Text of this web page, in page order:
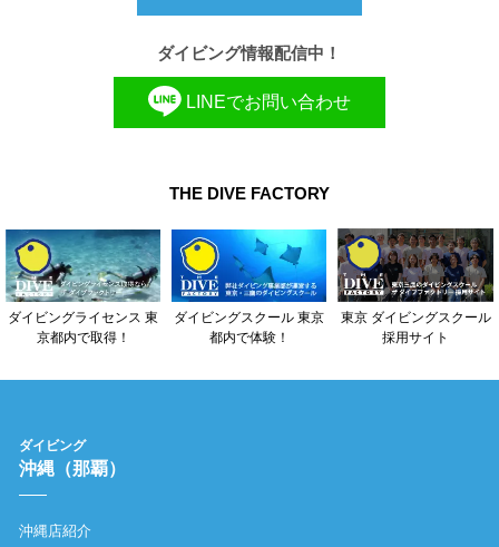
ダイビング情報配信中！
LINEでお問い合わせ
THE DIVE FACTORY
ダイビングライセンス 東
京都内で取得！
ダイビングスクール 東京
都内で体験！
東京 ダイビングスクール
採用サイト
ダイビング
沖縄（那覇）
沖縄店紹介